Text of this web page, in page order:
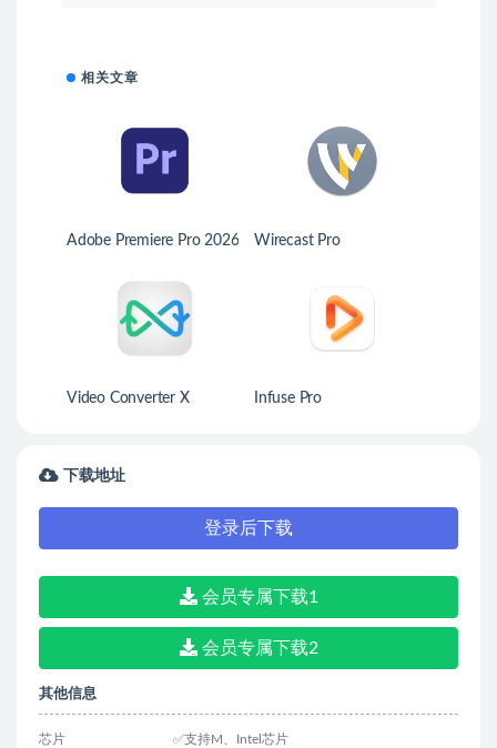
相关文章
Adobe Premiere Pro 2026 Wirecast Pro
Video Converter X Infuse Pro
下载地址
登录后下载
会员专属下载1
会员专属下载2
其他信息
芯片 ✅支持M、Intel芯片